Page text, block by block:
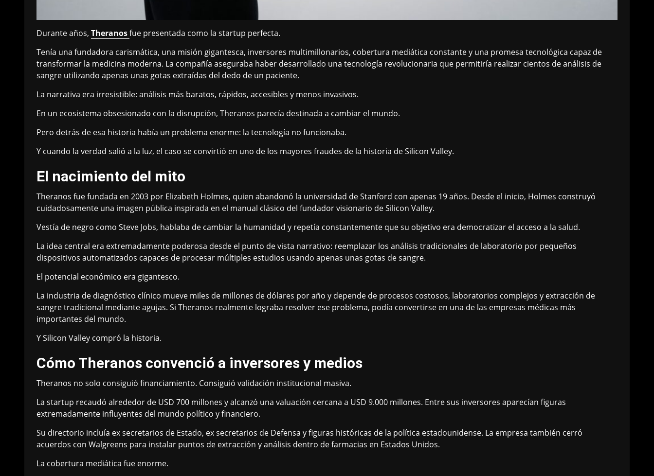
Durante años, Theranosfue presentada como la startup perfecta.
Tenía una fundadora carismática, una misión gigantesca, inversores multimillonarios, cobertura mediática constante y una promesa tecnológica capaz de
transformar la medicina moderna. La compañía aseguraba haber desarrollado una tecnología revolucionaria que permitiría realizar cientos de análisis de
sangre utilizando apenas unas gotas extraídas del dedo de un paciente.
La narrativa era irresistible: análisis más baratos, rápidos, accesibles y menos invasivos.
En un ecosistema obsesionado con la disrupción, Theranos parecía destinada a cambiar el mundo.
Pero detrás de esa historia había un problema enorme: la tecnología no funcionaba.
Y cuando la verdad salió a la luz, el caso se convirtió en uno de los mayores fraudes de la historia de Silicon Valley.
El nacimiento del mito
Theranos fue fundada en 2003 por Elizabeth Holmes, quien abandonó la universidad de Stanford con apenas 19 años. Desde el inicio, Holmes construyó
cuidadosamente una imagen pública inspirada en el manual clásico del fundador visionario de Silicon Valley.
Vestía de negro como Steve Jobs, hablaba de cambiar la humanidad y repetía constantemente que su objetivo era democratizar el acceso a la salud.
La idea central era extremadamente poderosa desde el punto de vista narrativo: reemplazar los análisis tradicionales de laboratorio por pequeños
dispositivos automatizados capaces de procesar múltiples estudios usando apenas unas gotas de sangre.
El potencial económico era gigantesco.
La industria de diagnóstico clínico mueve miles de millones de dólares por año y depende de procesos costosos, laboratorios complejos y extracción de
sangre tradicional mediante agujas. Si Theranos realmente lograba resolver ese problema, podía convertirse en una de las empresas médicas más
importantes del mundo.
Y Silicon Valley compró la historia.
Cómo Theranos convenció a inversores y medios
Theranos no solo consiguió financiamiento. Consiguió validación institucional masiva.
La startup recaudó alrededor de USD 700 millones y alcanzó una valuación cercana a USD 9.000 millones. Entre sus inversores aparecían figuras
extremadamente influyentes del mundo político y financiero.
Su directorio incluía ex secretarios de Estado, ex secretarios de Defensa y figuras históricas de la política estadounidense. La empresa también cerró
acuerdos con Walgreens para instalar puntos de extracción y análisis dentro de farmacias en Estados Unidos.
La cobertura mediática fue enorme.